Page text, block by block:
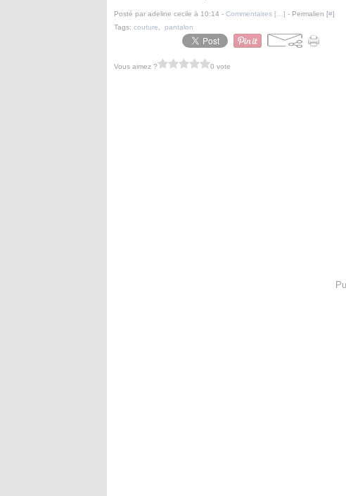
Posté par adeline cecile à 10:14 - Commentaires [ ] - Permalien [#]
Tags: couture pantalon
Vous aimez ? 0 vote